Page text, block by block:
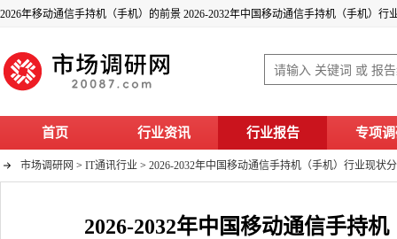
首页 行业资讯 行业报告 专项
市场调研网 > IT通讯行业 > 2026-2032年中国移动通信手持机（手机）行业现状
2026-2032年中国移动通信手持